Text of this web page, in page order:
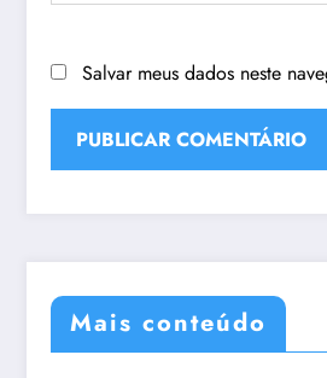
Salvar meus dados neste
Mais conteúdo